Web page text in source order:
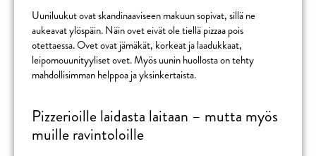
Uuniluukut ovat skandinaaviseen makuun sopivat, sillä ne
aukeavat ylöspäin. Näin ovet eivät ole tiellä pizzaa pois
otettaessa. Ovet ovat jämäkät, korkeat ja laadukkaat,
leipomouunityyliset ovet. Myös uunin huollosta on tehty
mahdollisimman helppoa ja yksinkertaista.
Pizzerioille laidasta laitaan – mutta myös
muille ravintoloille